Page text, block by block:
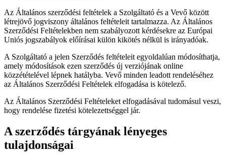
Az Általános szerződési feltételek a Szolgáltató és a Vevő között
létrejövő jogviszony általános feltételeit tartalmazza. Az Általános
Szerződési Feltételekben nem szabályozott kérdésekre az Európai
Uniós jogszabályok előírásai külön kikötés nélkül is irányadóak.
A Szolgáltató a jelen Szerződés feltételeit egyoldalúan módosíthatja,
amely módosítások ezen szerződés új verziójának online
közzétételével lépnek hatályba. Vevő minden leadott rendeléséhez
az Általános Szerződési Feltételek elfogadása is kötelező.
Az Általános Szerződési Feltételeket elfogadásával tudomásul veszi,
hogy rendelése fizetési kötelezettséggel jár.
A szerződés tárgyának lényeges
tulajdonságai